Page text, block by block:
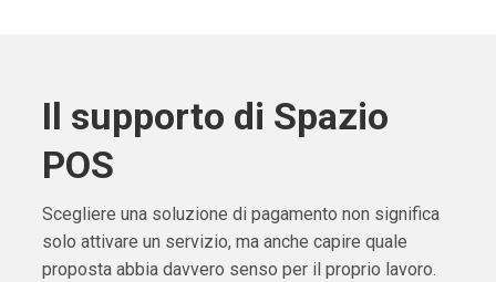
Il supporto di Spazio
POS
Scegliere una soluzione di pagamento non significa
solo attivare un servizio, ma anche capire quale
proposta abbia davvero senso per il proprio lavoro.